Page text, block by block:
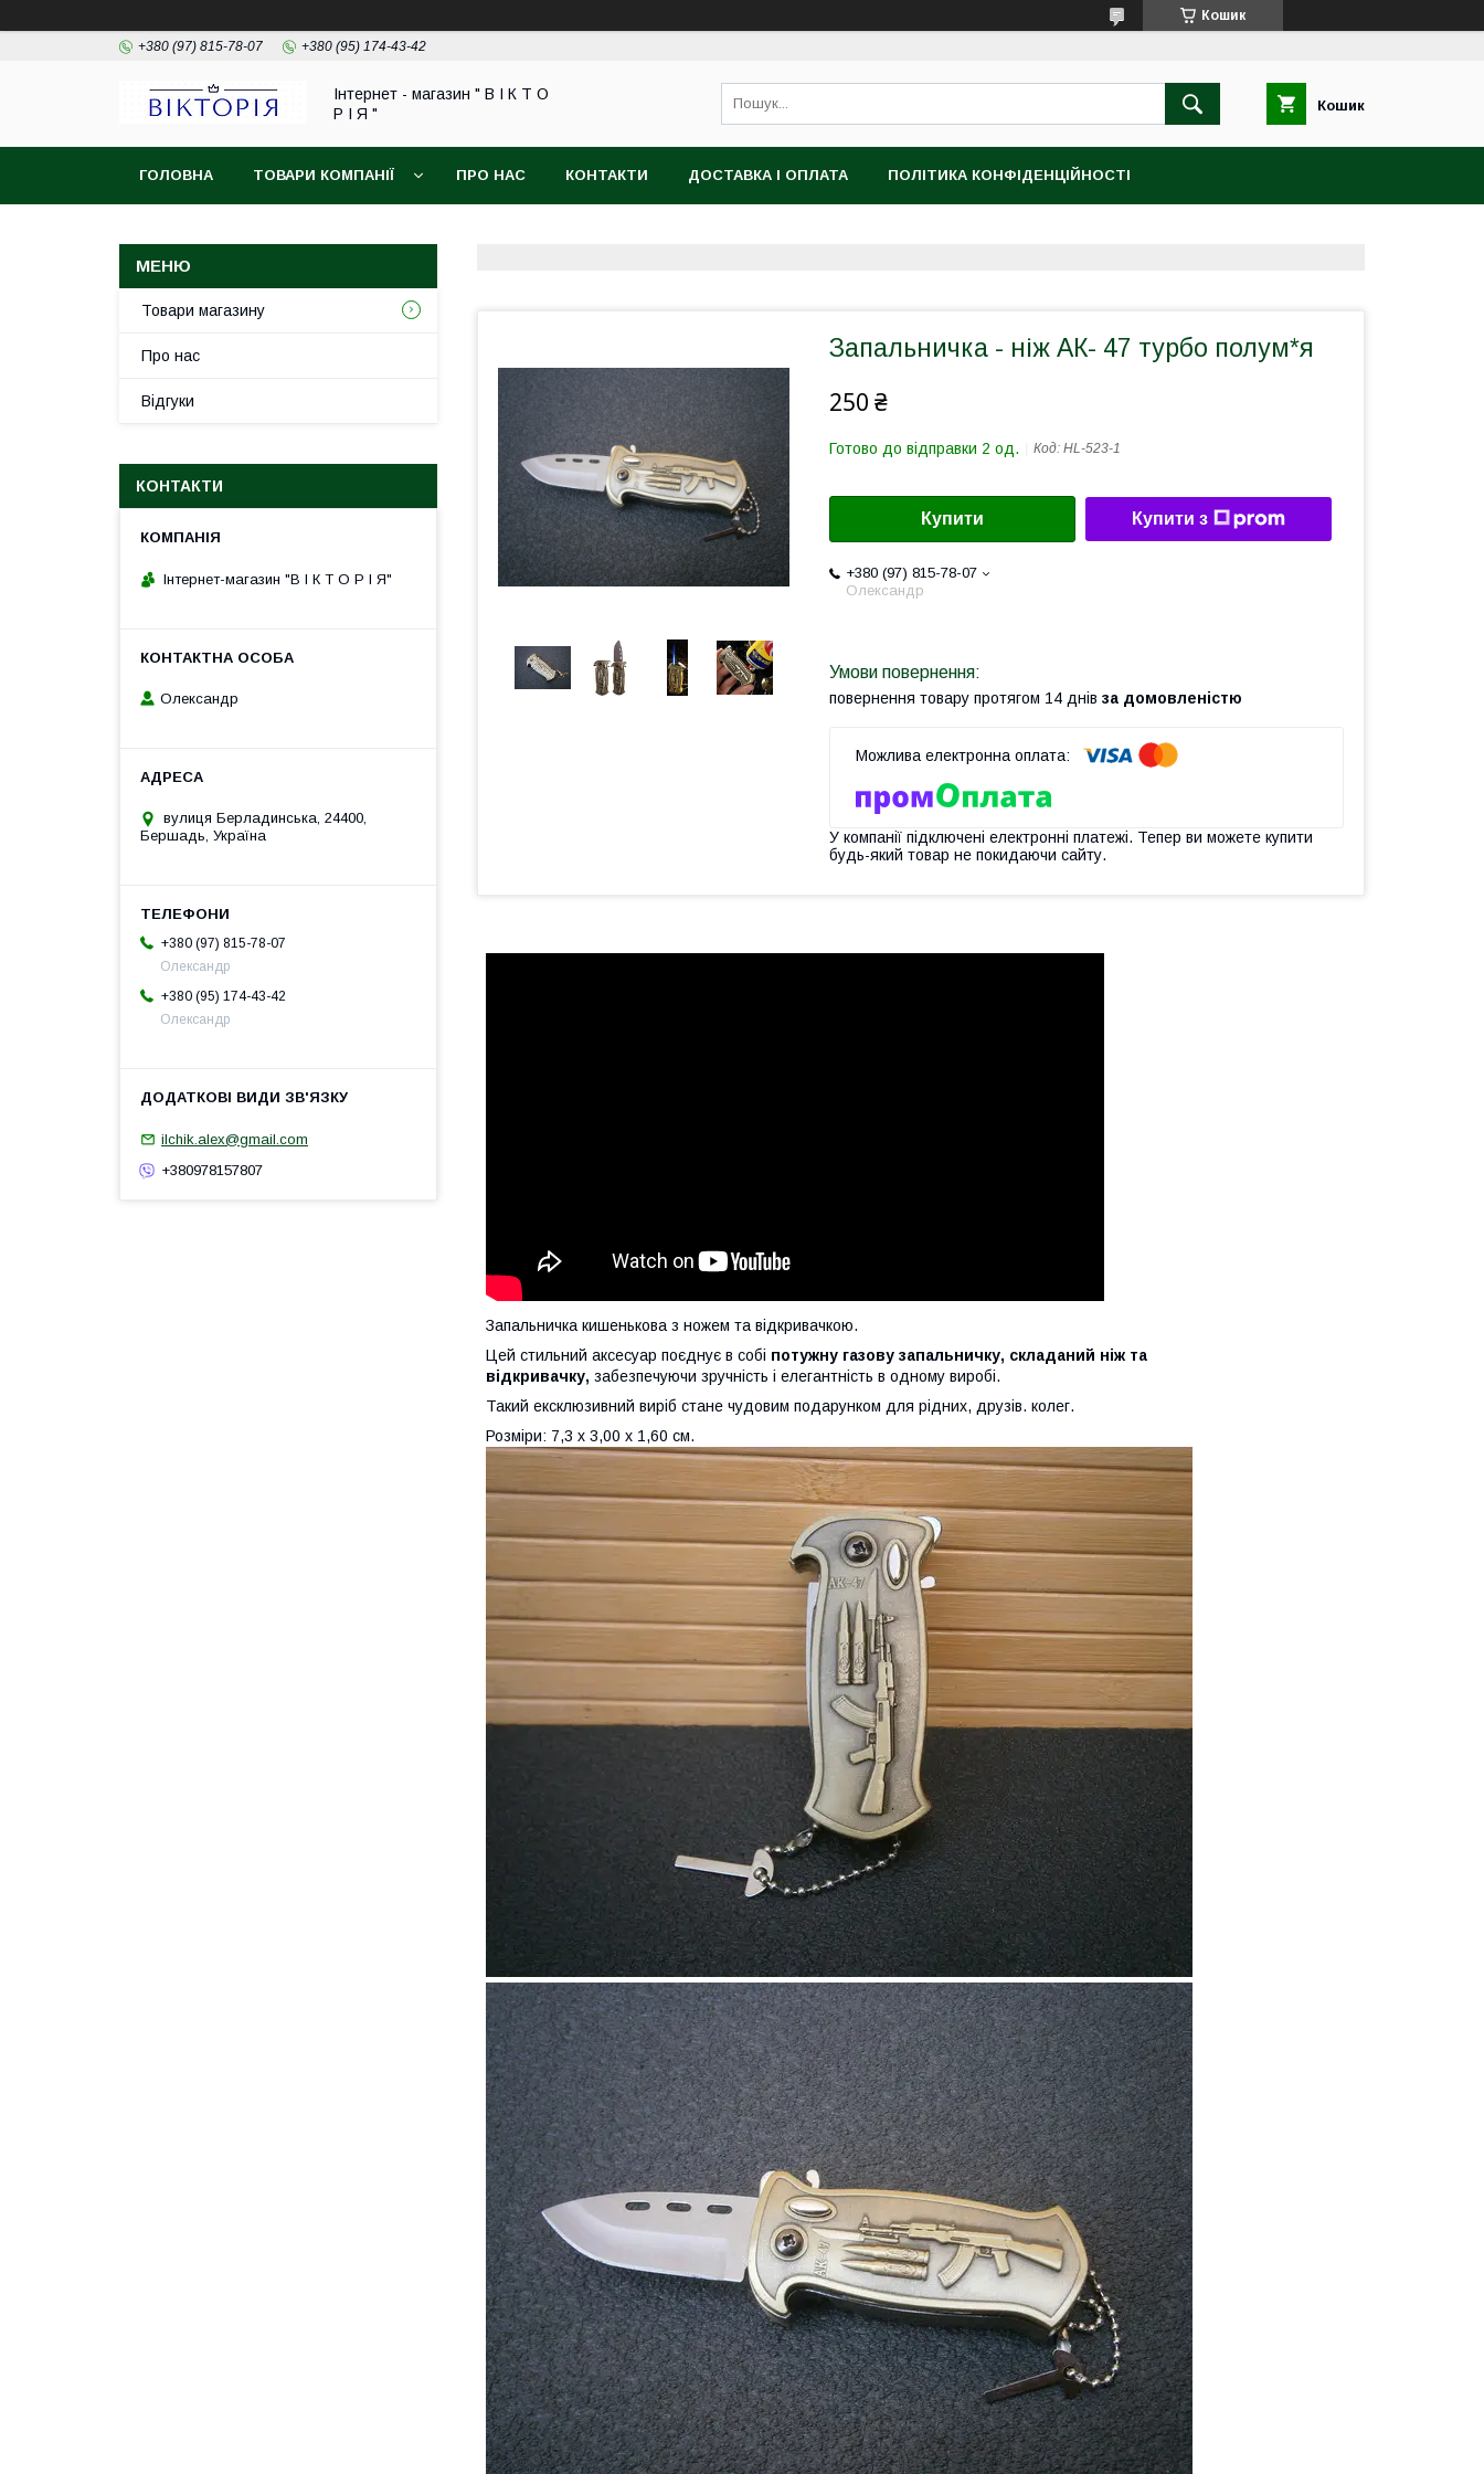
Кошик
+380 (97) 815-78-07 +380 (95) 174-43-42
Інтернет - магазин " В І К Т О
Р І Я "
Кошик
ГОЛОВНА ТОВАРИ КОМПАНІЇ ПРО НАС КОНТАКТИ ДОСТАВКА І ОПЛАТА ПОЛІТИКА КОНФІДЕНЦІЙНОСТІ
Запальничка - ніж АК- 47 турбо полум*я
250 ₴
Готово до відправки 2 од. Код: HL-523-1
Купити Купити з
+380 (97) 815-78-07
Олександр
повернення товару протягом 14 днів за домовленістю
У компанії підключені електронні платежі. Тепер ви можете купити
будь-який товар не покидаючи сайту.
Запальничка кишенькова з ножем та відкривачкою.
Цей стильний аксесуар поєднує в собі потужну газову запальничку, складаний ніж та
відкривачку, забезпечуючи зручність і елегантність в одному виробі.
Такий ексклюзивний виріб стане чудовим подарунком для рідних, друзів. колег.
Розміри: 7,3 x 3,00 x 1,60 см.
Товари магазину
Про нас
Відгуки
КОНТАКТИ
Інтернет-магазин "В І К Т О Р І Я"
Олександр
вулиця Берладинська, 24400,
Бершадь, Україна
+380 (97) 815-78-07
Олександр
+380 (95) 174-43-42
Олександр
ilchik.alex@gmail.com
+380978157807